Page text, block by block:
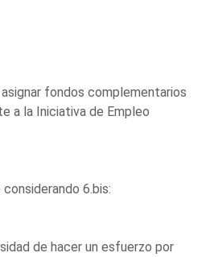
fondos complementarios
a la Iniciativa de Empleo
6.bis:
de hacer un esfuerzo por